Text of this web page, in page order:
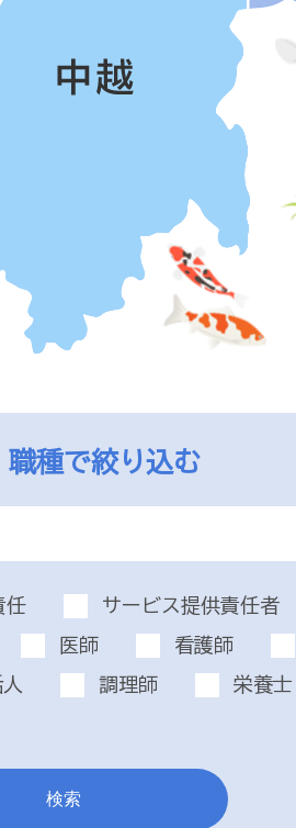
職種で絞り込む
任 サービス提供責任者
医師 看護師
調理師 栄養士
検索